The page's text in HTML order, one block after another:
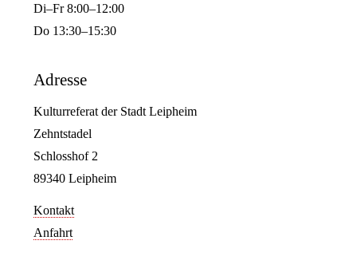
Di–Fr 8:00–12:00
Do 13:30–15:30
Adresse
Kulturreferat der Stadt Leipheim
Zehntstadel
Schlosshof 2
89340 Leipheim
Kontakt
Anfahrt